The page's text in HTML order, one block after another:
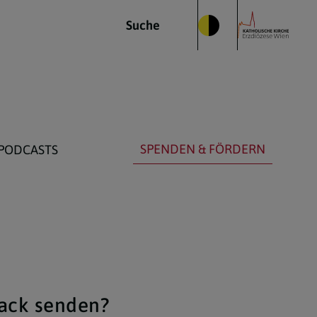
Suche
SPENDEN & FÖRDERN
senden?